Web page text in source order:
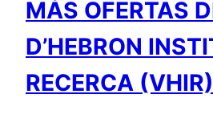
MÁS OFERTAS
D’HEBRON
RECERCA (VHIR)